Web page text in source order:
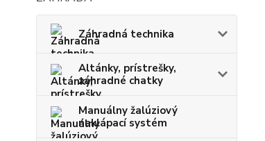
Záhradná technika
Altánky, prístrešky,
záhradné chatky
Manuálny žalúziový
naklápací systém